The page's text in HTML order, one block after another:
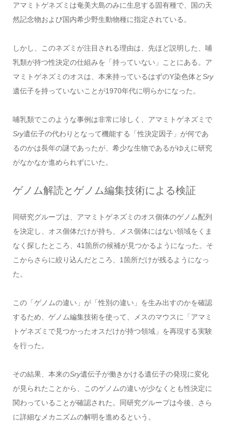
アマミトゲネズミは奄美大島のみに生息する固有種で、国の天
然記念物および国内希少野生動物種に指定されている。
しかし、このネズミが注目される理由は、先ほど説明した、哺
乳類が持つ性決定の仕組みを「持っていない」ことにある。ア
マミトゲネズミのオスは、本来持っているはずのY染色体とSry
遺伝子を持っていないことが1970年代に明らかになった。
哺乳類でこのような事例は非常に珍しく、アマミトゲネズミで
Sry遺伝子の代わりとなって機能する「性決定因子」が何であ
るのかは長年の謎であったが、希少な生物であるがゆえに研究
がなかなか進められずにいた。
ゲノム解読とゲノム編集技術による検証
同研究グループは、アマミトゲネズミのオス個体のゲノム配列
を決定し、オス個体だけが持ち、メス個体にはない領域をくま
なく探したところ、41箇所の候補が見つかるようになった。そ
こからさらに絞り込んだところ、1箇所だけが残るようになっ
た。
この「ゲノムの違い」が「性別の違い」を生み出すのかを確認
するため、ゲノム編集技術を使って、メスのマウスに「アマミ
トゲネズミで見つかったオスだけが持つ領域」を再現する実験
を行った。
その結果、本来のSry遺伝子が働きかける遺伝子の発現に変化
が見られたことから、このゲノムの違いが少なくとも性決定に
関わっていることが確認された。同研究グループは今後、さら
に詳細なメカニズムの解明を進めるという。